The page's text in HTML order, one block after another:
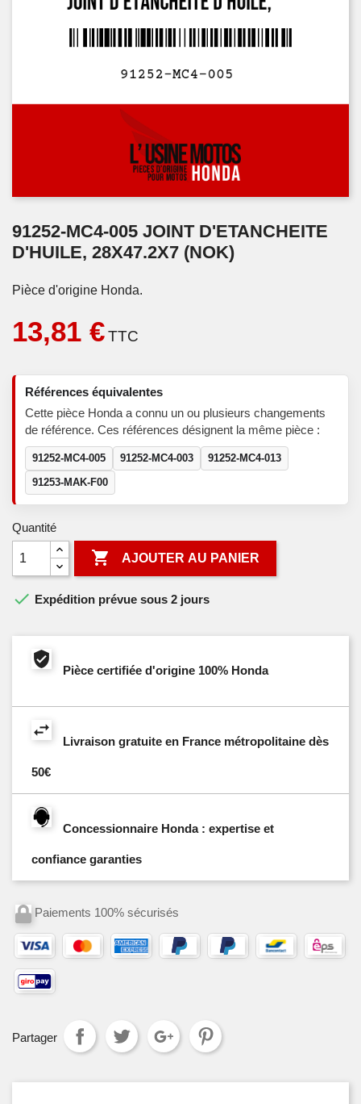
91252-MC4-005 JOINT D'ETANCHEITE
D'HUILE, 28X47.2X7 (NOK)
Pièce d'origine Honda.
13,81 €TTC
Références équivalentes
Cette pièce Honda a connu un ou plusieurs changements
de référence. Ces références désignent la même pièce :
91252-MC4-005 91252-MC4-003
91252-MC4-013
91253-MAK-F00
Quantité
 AJOUTER AU PANIER
 Expédition prévue sous 2 jours
Pièce certifiée d'origine 100% Honda
Livraison gratuite en France métropolitaine dès
50€
Concessionnaire Honda : expertise et
confiance garanties
Paiements 100% sécurisés
Partager